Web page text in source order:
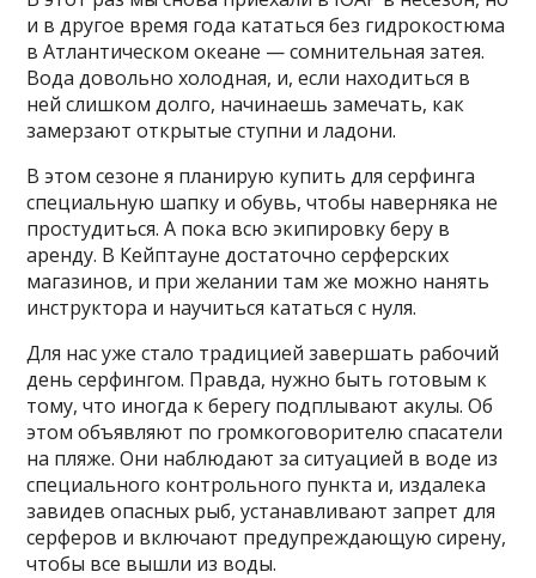
и в другое время года кататься без гидрокостюма
в Атлантическом океане — сомнительная затея.
Вода довольно холодная, и, если находиться в
ней слишком долго, начинаешь замечать, как
замерзают открытые ступни и ладони.
В этом сезоне я планирую купить для серфинга
специальную шапку и обувь, чтобы наверняка не
простудиться. А пока всю экипировку беру в
аренду. В Кейптауне достаточно серферских
магазинов, и при желании там же можно нанять
инструктора и научиться кататься с нуля.
Для нас уже стало традицией завершать рабочий
день серфингом. Правда, нужно быть готовым к
тому, что иногда к берегу подплывают акулы. Об
этом объявляют по громкоговорителю спасатели
на пляже. Они наблюдают за ситуацией в воде из
специального контрольного пункта и, издалека
завидев опасных рыб, устанавливают запрет для
серферов и включают предупреждающую сирену,
чтобы все вышли из воды.